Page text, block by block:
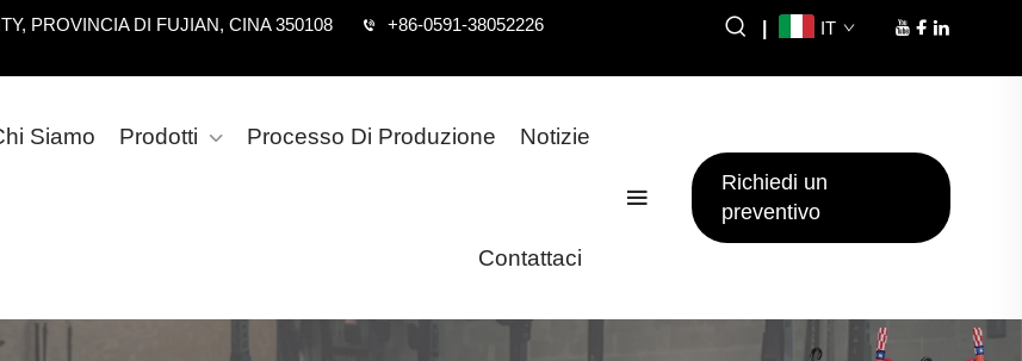
PROVINCIA DI FUJIAN, CINA 350108
+86-0591-38052226
IT
Siamo Prodotti Processo Di Produzione Notizie
Contattaci
Richiedi un
preventivo